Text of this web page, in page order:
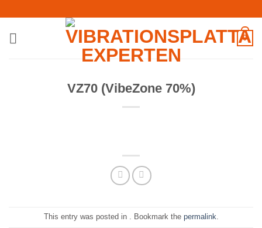
content
0
VZ70 (VibeZone 70%)
This entry was posted in . Bookmark the permalink.